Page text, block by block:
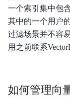
一个索引集中包
其中的一个用户
过滤场景并不容
用之前联系
如何管理向